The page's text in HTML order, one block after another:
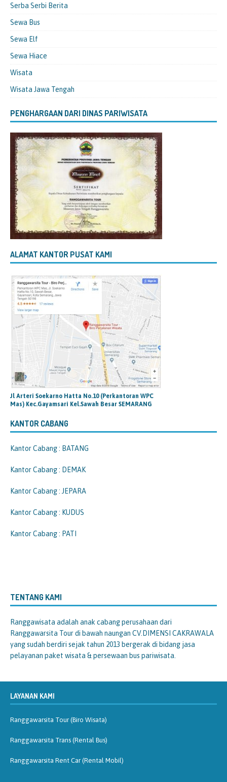
Serba Serbi Berita
Sewa Bus
Sewa Elf
Sewa Hiace
Wisata
Wisata Jawa Tengah
PENGHARGAAN DARI DINAS PARIWISATA
ALAMAT KANTOR PUSAT KAMI
Jl Arteri Soekarno Hatta No.10 (Perkantoran WPC
Mas) Kec.Gayamsari Kel.Sawah Besar SEMARANG
KANTOR CABANG
Kantor Cabang : BATANG
Kantor Cabang : DEMAK
Kantor Cabang : JEPARA
Kantor Cabang : KUDUS
Kantor Cabang : PATI
TENTANG KAMI
Ranggawisata adalah anak cabang perusahaan dari
Ranggawarsita Tour di bawah naungan CV.DIMENSI CAKRAWALA
yang sudah berdiri sejak tahun 2013 bergerak di bidang jasa
pelayanan paket wisata & persewaan bus pariwisata.
LAYANAN KAMI
Ranggawarsita Tour (Biro Wisata)
Ranggawarsita Trans (Rental Bus)
Ranggawarsita Rent Car (Rental Mobil)